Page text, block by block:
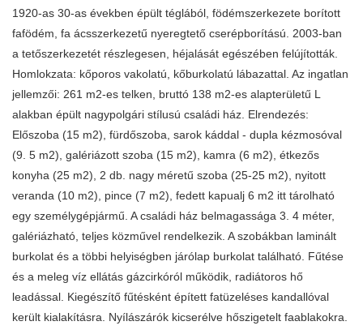
1920-as 30-as években épült téglából, födémszerkezete borított
fafödém, fa ácsszerkezetű nyeregtető cserépborítású. 2003-ban
a tetőszerkezetét részlegesen, héjalását egészében felújították.
Homlokzata: kőporos vakolatú, kőburkolatú lábazattal. Az ingatlan
jellemzői: 261 m2-es telken, bruttó 138 m2-es alapterületű L
alakban épült nagypolgári stílusú családi ház. Elrendezés:
Előszoba (15 m2), fürdőszoba, sarok káddal - dupla kézmosóval
(9. 5 m2), galériázott szoba (15 m2), kamra (6 m2), étkezős
konyha (25 m2), 2 db. nagy méretű szoba (25-25 m2), nyitott
veranda (10 m2), pince (7 m2), fedett kapualj 6 m2 itt tárolható
egy személygépjármű. A családi ház belmagassága 3. 4 méter,
galériázható, teljes közművel rendelkezik. A szobákban laminált
burkolat és a többi helyiségben járólap burkolat található. Fűtése
és a meleg víz ellátás gázcirkóról működik, radiátoros hő
leadással. Kiegészítő fűtésként épített fatüzeléses kandallóval
került kialakításra. Nyílászárók kicserélve hőszigetelt faablakokra.